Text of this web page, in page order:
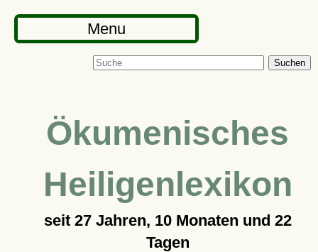
Menu
Suchen
Ökumenisches
Heiligenlexikon
seit 27 Jahren, 10 Monaten und 22
Tagen